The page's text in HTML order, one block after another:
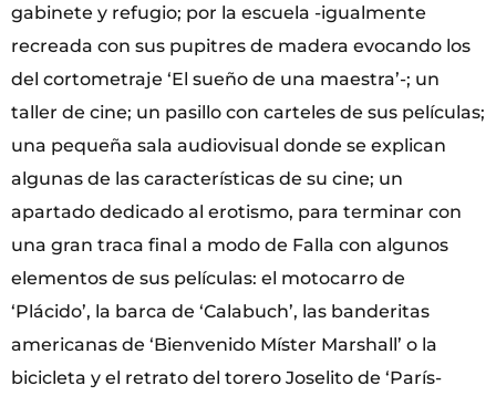
gabinete y refugio; por la escuela -igualmente
recreada con sus pupitres de madera evocando los
del cortometraje ‘El sueño de una maestra’-; un
taller de cine; un pasillo con carteles de sus películas;
una pequeña sala audiovisual donde se explican
algunas de las características de su cine; un
apartado dedicado al erotismo, para terminar con
una gran traca final a modo de Falla con algunos
elementos de sus películas: el motocarro de
‘Plácido’, la barca de ‘Calabuch’, las banderitas
americanas de ‘Bienvenido Míster Marshall’ o la
bicicleta y el retrato del torero Joselito de ‘París-